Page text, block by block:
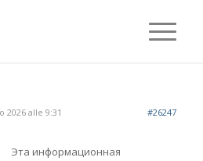
2026 alle 9:31 #26247
Эта информационная